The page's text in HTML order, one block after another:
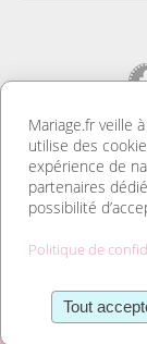
LE
Notre site est
trouverez des
marque place
également notre
oublier nos
Mariage.fr veille
utilise des
expérience de
partenaires
possibilité
Politique de
Tout